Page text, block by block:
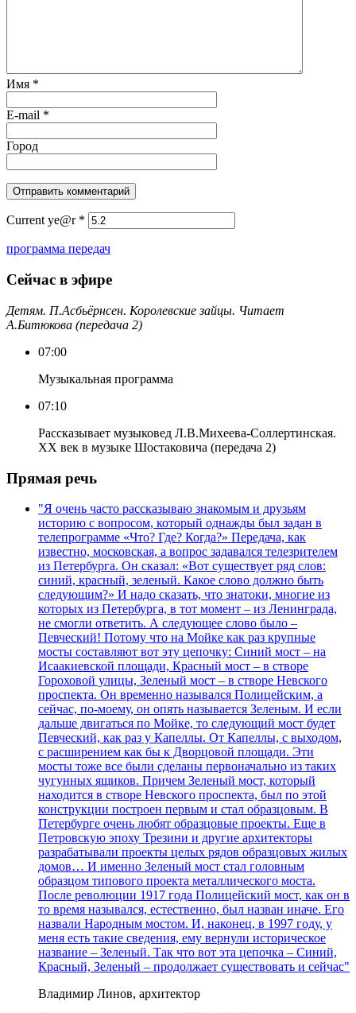
Имя *
E-mail *
Город
Current ye@r *
программа передач
Сейчас в эфире
Детям. П.Асбьёрнсен. Королевские зайцы. Читает
А.Битюкова (передача 2)
07:00
Музыкальная программа
07:10
Рассказывает музыковед Л.В.Михеева-Соллертинская.
ХХ век в музыке Шостаковича (передача 2)
Прямая речь
"Я очень часто рассказываю знакомым и друзьям
историю с вопросом, который однажды был задан в
телепрограмме «Что? Где? Когда?» Передача, как
известно, московская, а вопрос задавался телезрителем
из Петербурга. Он сказал: «Вот существует ряд слов:
синий, красный, зеленый. Какое слово должно быть
следующим?» И надо сказать, что знатоки, многие из
которых из Петербурга, в тот момент – из Ленинграда,
не смогли ответить. А следующее слово было –
Певческий! Потому что на Мойке как раз крупные
мосты составляют вот эту цепочку: Синий мост – на
Исаакиевской площади, Красный мост – в створе
Гороховой улицы, Зеленый мост – в створе Невского
проспекта. Он временно назывался Полицейским, а
сейчас, по-моему, он опять называется Зеленым. И если
дальше двигаться по Мойке, то следующий мост будет
Певческий, как раз у Капеллы. От Капеллы, с выходом,
с расширением как бы к Дворцовой площади. Эти
мосты тоже все были сделаны первоначально из таких
чугунных ящиков. Причем Зеленый мост, который
находится в створе Невского проспекта, был по этой
конструкции построен первым и стал образцовым. В
Петербурге очень любят образцовые проекты. Еще в
Петровскую эпоху Трезини и другие архитекторы
разрабатывали проекты целых рядов образцовых жилых
домов… И именно Зеленый мост стал головным
образцом типового проекта металлического моста.
После революции 1917 года Полицейский мост, как он в
то время назывался, естественно, был назван иначе. Его
назвали Народным мостом. И, наконец, в 1997 году, у
меня есть такие сведения, ему вернули историческое
название – Зеленый. Так что вот эта цепочка – Синий,
Красный, Зеленый – продолжает существовать и сейчас"
Владимир Линов, архитектор